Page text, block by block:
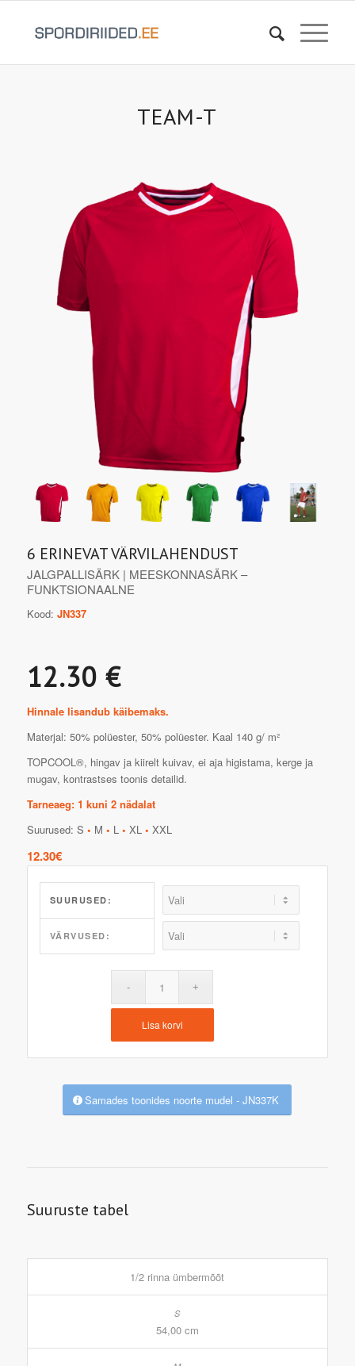
TEAM-T
6 ERINEVAT VÄRVILAHENDUST
JALGPALLISÄRK | MEESKONNASÄRK –
FUNKTSIONAALNE
Kood: JN337
12.30 €
Hinnale lisandub käibemaks.
Materjal: 50% polüester, 50% polüester. Kaal 140 g/ m²
TOPCOOL®, hingav ja kiirelt kuivav, ei aja higistama, kerge ja
mugav, kontrastses toonis detailid.
Tarneaeg: 1 kuni 2 nädalat
Suurused: S • M • L • XL • XXL
12.30€
SUURUSED:
VÄRVUSED:
Lisa korvi
Samades toonides noorte mudel - JN337K
Suuruste tabel
1/2 rinna ümbermõõt
54,00 cm